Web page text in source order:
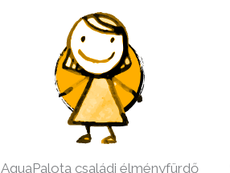
AquaPalota családi élményfürdő